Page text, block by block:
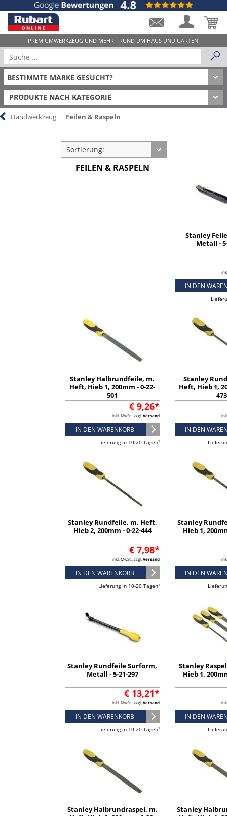
PRODUKTE NACH KATEGORIE
Handwerkzeug | Feilen & Raspeln
Sortierung:
FEILEN & RASPELN
Stanley
Metall -
IN DEN
Stanley Halbrundfeile, m.
Heft, Hieb 1, 200mm - 0-22-
501
€ 9,26*
inkl. MwSt., zzgl. Versand
IN DEN WARENKORB
Lieferung in 10-20 Tagen¹
Stanley
Heft, Hieb 1,
473
IN DEN
Stanley Rundfeile, m. Heft,
Hieb 2, 200mm - 0-22-444
€ 7,98*
inkl. MwSt., zzgl. Versand
IN DEN WARENKORB
Lieferung in 10-20 Tagen¹
Stanley
Hieb 1,
IN DEN
Stanley Rundfeile Surform,
Metall - 5-21-297
€ 13,21*
inkl. MwSt., zzgl. Versand
IN DEN WARENKORB
Lieferung in 10-20 Tagen¹
Stanley
Hieb 1,
IN DEN
Stanley Halbrundraspel, m.
Stanley